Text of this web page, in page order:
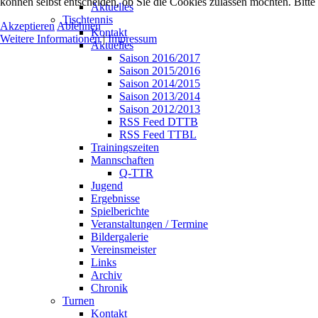
Aktuelles
Tischtennis
Kontakt
Aktuelles
Saison 2016/2017
Saison 2015/2016
Saison 2014/2015
Saison 2013/2014
Saison 2012/2013
RSS Feed DTTB
RSS Feed TTBL
Trainingszeiten
Mannschaften
Q-TTR
Jugend
Ergebnisse
Spielberichte
Veranstaltungen / Termine
Bildergalerie
Vereinsmeister
Links
Archiv
Chronik
Turnen
Kontakt
Akzeptieren Ablehnen
Weitere Informationen|Impressum